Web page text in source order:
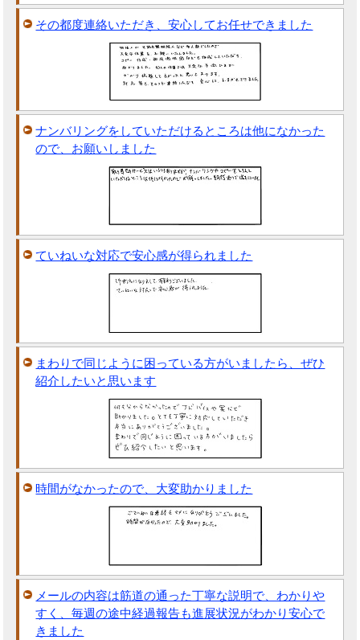
その都度連絡いただき、安心してお任せできました
ナンバリングをしていただけるところは他になかった
ので、お願いしました
ていねいな対応で安心感が得られました
まわりで同じように困っている方がいましたら、ぜひ
紹介したいと思います
時間がなかったので、大変助かりました
メールの内容は筋道の通った丁寧な説明で、わかりや
すく、毎週の途中経過報告も進展状況がわかり安心で
きました